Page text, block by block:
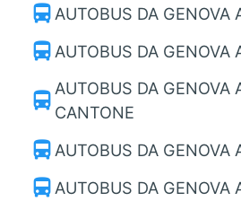
directions_bus AUTOBUS DA GENOVA
directions_bus AUTOBUS DA GENOVA
directions_bus AUTOBUS DA GENOVA
CANTONE
directions_bus AUTOBUS DA GENOVA
directions_bus AUTOBUS DA GENOVA